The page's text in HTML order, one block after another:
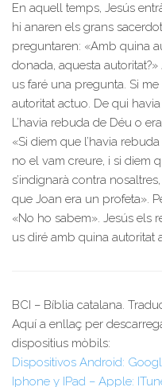
En aquell temps, Jesús
hi anaren els grans
preguntaren: «Amb quina
donada, aquesta
us faré una pregunta. Si
autoritat actuo. De qui
L’havia rebuda de Déu o
«Si diem que l’havia
no el vam creure, i si diem
s’indignarà contra
que Joan era un profeta».
«No ho sabem». Jesús els
us diré amb quina autoritat
BCI – Bíblia catalana.
Aquí a enllaç per
dispositius mòbils:
Dispositivos Android:
Iphone y IPad – Apple: